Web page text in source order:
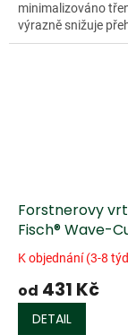
minimalizováno
výrazně snižuje
Forstnerovy
Fisch® Wave-
palcích
K objednání (3-8
od 431 Kč
DETAIL